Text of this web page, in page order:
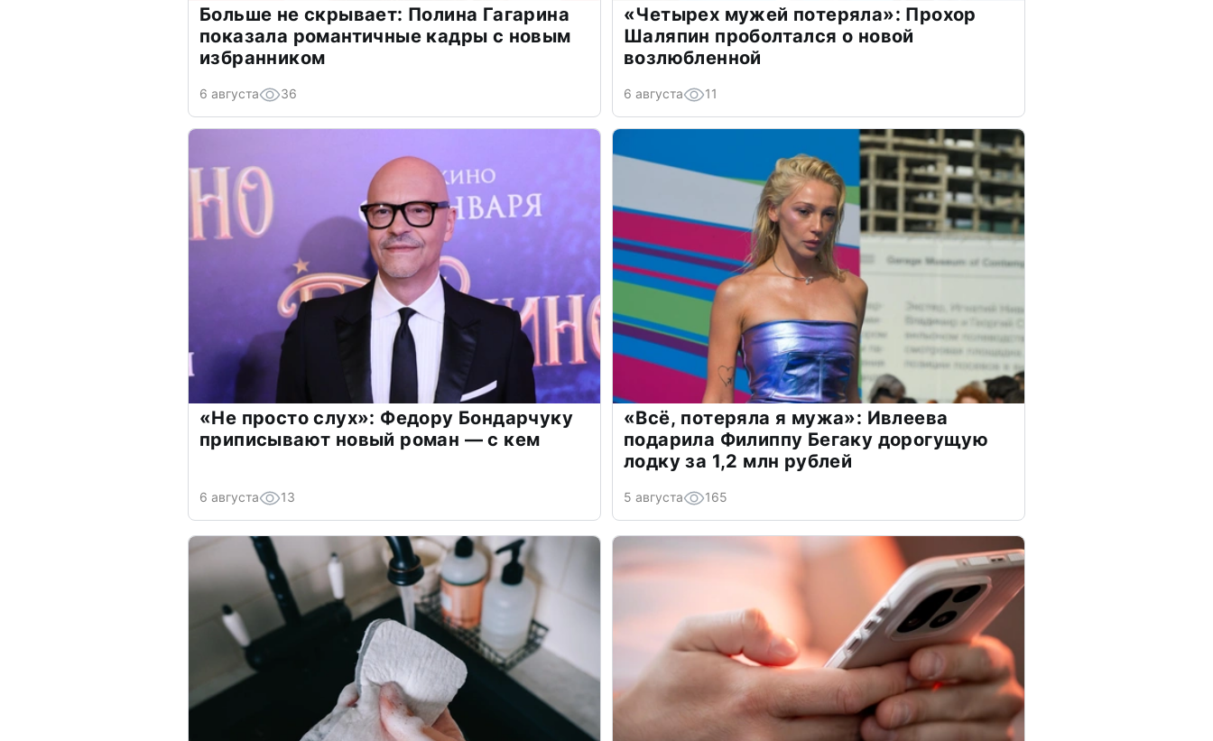
Больше не скрывает: Полина Гагарина
показала романтичные кадры с новым
избранником
6 августа 36
«Четырех мужей потеряла»: Прохор
Шаляпин проболтался о новой
возлюбленной
6 августа 11
«Не просто слух»: Федору Бондарчуку
приписывают новый роман — с кем
6 августа 13
«Всё, потеряла я мужа»: Ивлеева
подарила Филиппу Бегаку дорогущую
лодку за 1,2 млн рублей
5 августа 165